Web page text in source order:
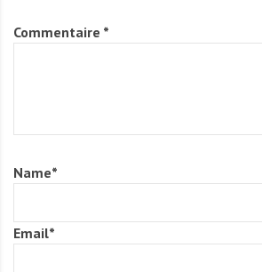
Commentaire *
Name*
Email*